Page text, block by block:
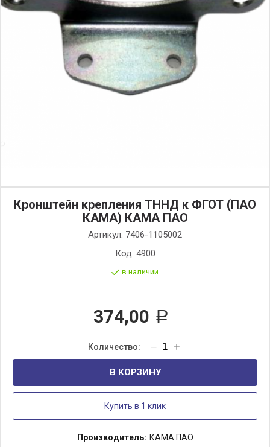
Кронштейн крепления ТННД к ФГОТ (ПАО
КАМА) КАМА ПАО
Артикул: 7406-1105002
Код: 4900
в наличии
374,00 Р
В КОРЗИНУ
Купить в 1 клик
Производитель: КАМА ПАО